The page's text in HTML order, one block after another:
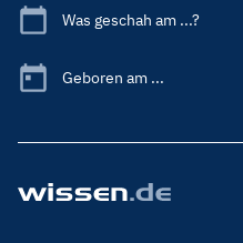
Was geschah am ...?
Geboren am ...